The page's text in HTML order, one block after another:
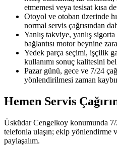
etmemesi veya tesisat kısa
Otoyol ve otoban üzerinde
normal servis çağrısından
Yanlış takviye, yanlış
bağlantısı motor beynine
Yedek parça seçimi, işçilik
kullanımı sonuç kalitesini
Pazar günü, gece ve 7/24
yönlendirilmesi zaman
Hemen Servis
Üsküdar Cengelkoy konumunda
telefonla ulaşın; ekip yönlendirme
paylaşalım.